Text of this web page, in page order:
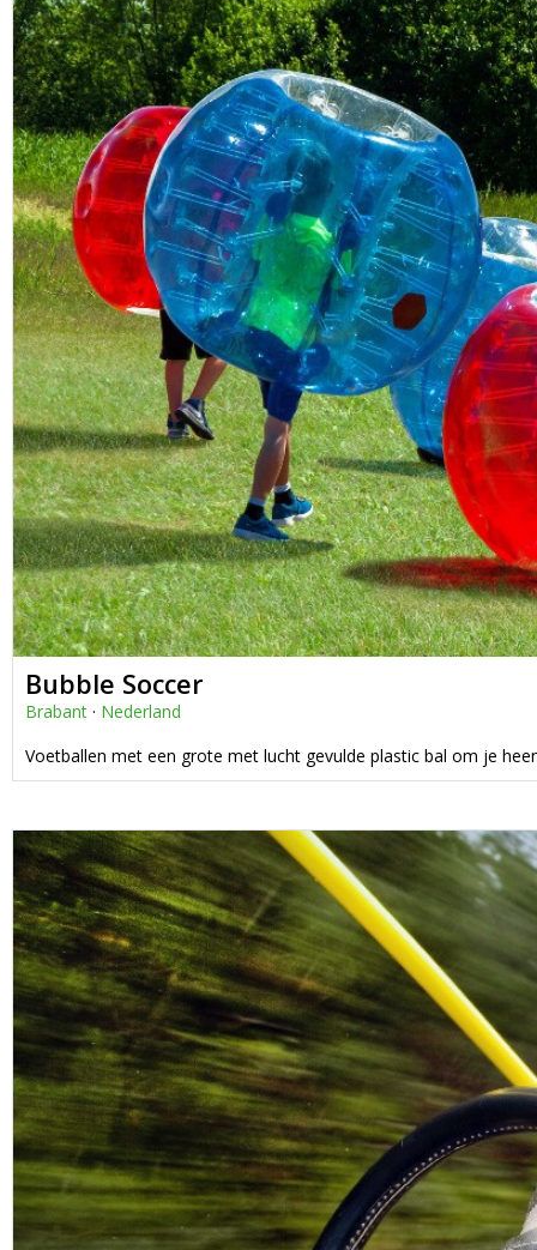
Bubble Soccer
Brabant · Nederland
Voetballen met een grote met lucht gevulde plastic bal om je